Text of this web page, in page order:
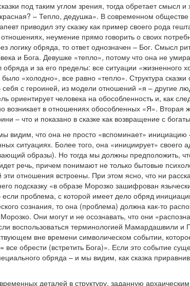
под таким углом зрения, тогда обретает смысл
– Тепло, дедушка». В современном
приводил эту сказку как пример своего рода
неумение прямо говорить о своих
логику обряда, то ответ однозначен – Бог. Смысл
и Бога. Девушке «тепло», потому что она не
обряда и за его пределы: все ситуации «жизненного
«холодно», все равно «тепло». Структура
с героиней, из модели отношений «я – другие
ориентирует человека на обособленность и, как
возникает в отношениях обособленных «Я».
– что и показано в сказке как возвращение с
видим, что она не просто «вспоминает»
ситуациях. Более того, она «инициирует» своего
образы). Но тогда мы должны предположить,
речь, причем понимают не только бытовые
отношения встроены. При этом ясно, что ни
подсказку «в образе Морозко зашифрован
если проблема, с которой имеет дело обряд
сознания, то она (проблема) должна как-то
Они могут и не осознавать, что они
воспользоваться терминологией Мамардашвили и
вне времени символическом событии,
все обрести (встретить Бога)». Если это событие
обряда – и мы видим, как сказка
деталей в структуру, заданную